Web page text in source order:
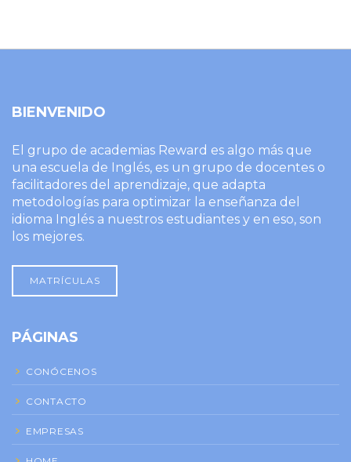
BIENVENIDO
El grupo de academias Reward es algo más que
una escuela de Inglés, es un grupo de docentes o
facilitadores del aprendizaje, que adapta
metodologías para optimizar la enseñanza del
idioma Inglés a nuestros estudiantes y en eso, son
los mejores.
MATRÍCULAS
PÁGINAS
CONÓCENOS
CONTACTO
EMPRESAS